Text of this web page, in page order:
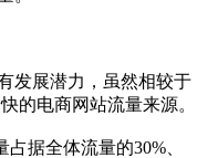
发展潜力，虽然相较于
的电商网站流量来源。
据全体流量的30%、